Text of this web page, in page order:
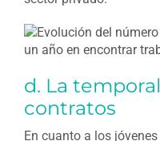
d. La
contratos
En cuanto a los